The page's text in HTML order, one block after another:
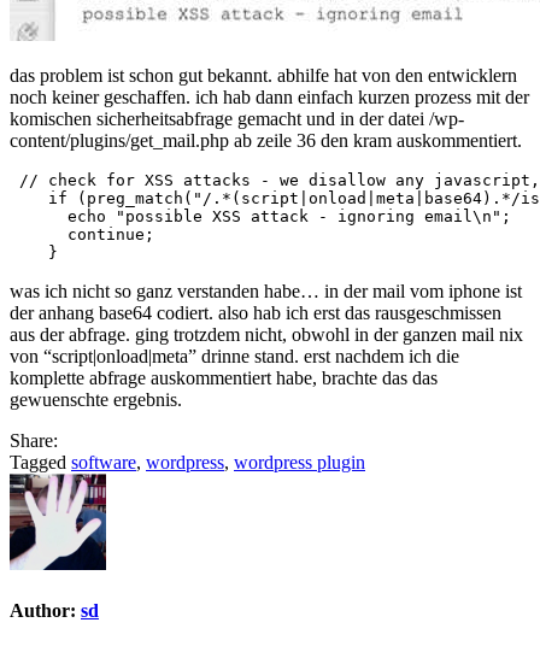
das problem ist schon gut bekannt. abhilfe hat von den entwicklern
noch keiner geschaffen. ich hab dann einfach kurzen prozess mit der
komischen sicherheitsabfrage gemacht und in der datei /wp-
content/plugins/get_mail.php ab zeile 36 den kram auskommentiert.
// check for XSS attacks - we disallow any javascript,
if (preg_match("/.*(script|onload|meta|base64).*/
      echo "possible XSS attack - ignoring email\n";
      continue;
was ich nicht so ganz verstanden habe… in der mail vom iphone ist
der anhang base64 codiert. also hab ich erst das rausgeschmissen
aus der abfrage. ging trotzdem nicht, obwohl in der ganzen mail nix
von “script|onload|meta” drinne stand. erst nachdem ich die
komplette abfrage auskommentiert habe, brachte das das
gewuenschte ergebnis.
Share:
Tagged software, wordpress, wordpress plugin
Author: sd